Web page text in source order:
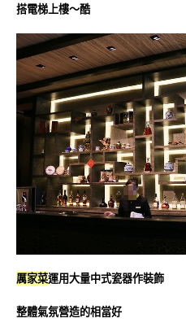
搭電梯上樓～酷
厲家菜運用大量中式瓷器作裝飾
整體氣氛營造的相當好